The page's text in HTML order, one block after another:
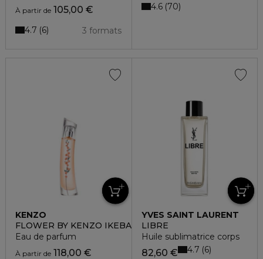
À partir de 105,00 €
3 formats
4.7 6
4.6 70
KENZO
FLOWER BY KENZO IKEBANA MIMOSA
Eau de parfum
À partir de 118,00 €
YVES SAINT LAURENT
LIBRE
Huile sublimatrice corps
82,60 € 4.7 6